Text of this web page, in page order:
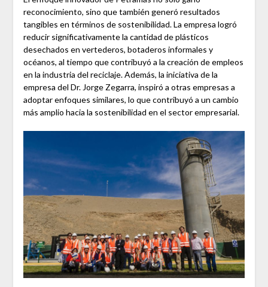
reconocimiento, sino que también generó resultados
tangibles en términos de sostenibilidad. La empresa logró
reducir significativamente la cantidad de plásticos
desechados en vertederos, botaderos informales y
océanos, al tiempo que contribuyó a la creación de empleos
en la industria del reciclaje. Además, la iniciativa de la
empresa del Dr. Jorge Zegarra, inspiró a otras empresas a
adoptar enfoques similares, lo que contribuyó a un cambio
más amplio hacia la sostenibilidad en el sector empresarial.